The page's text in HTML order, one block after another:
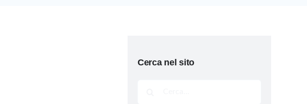
Cerca nel sito